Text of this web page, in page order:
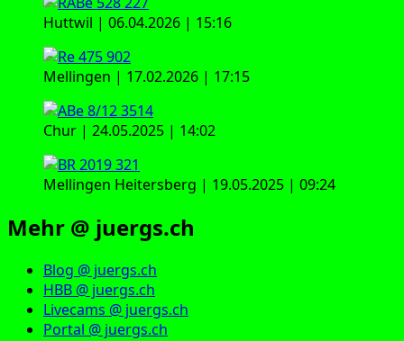
Huttwil | 06.04.2026 | 15:16
Mellingen | 17.02.2026 | 17:15
Chur | 24.05.2025 | 14:02
Mellingen Heitersberg | 19.05.2025 | 09:24
Mehr @ juergs.ch
Blog @ juergs.ch
HBB @ juergs.ch
Livecams @ juergs.ch
Portal @ juergs.ch